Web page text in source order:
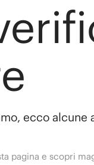
ecco alcune
pagina e scopri